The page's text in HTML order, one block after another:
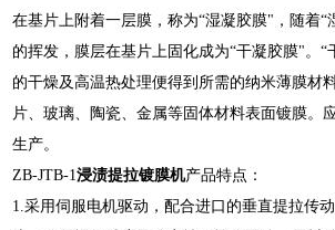
在基片上附着一层膜，称为“湿凝胶膜"，随着“
的挥发，膜层在基片上固化成为“干凝胶膜"。
的干燥及高温热处理便得到所需的纳米薄膜材
片、玻璃、陶瓷、金属等固体材料表面镀膜。
生产。
ZB-JTB-1浸渍提拉镀膜机产品特点：
1.采用伺服电机驱动，配合进口的垂直提拉传